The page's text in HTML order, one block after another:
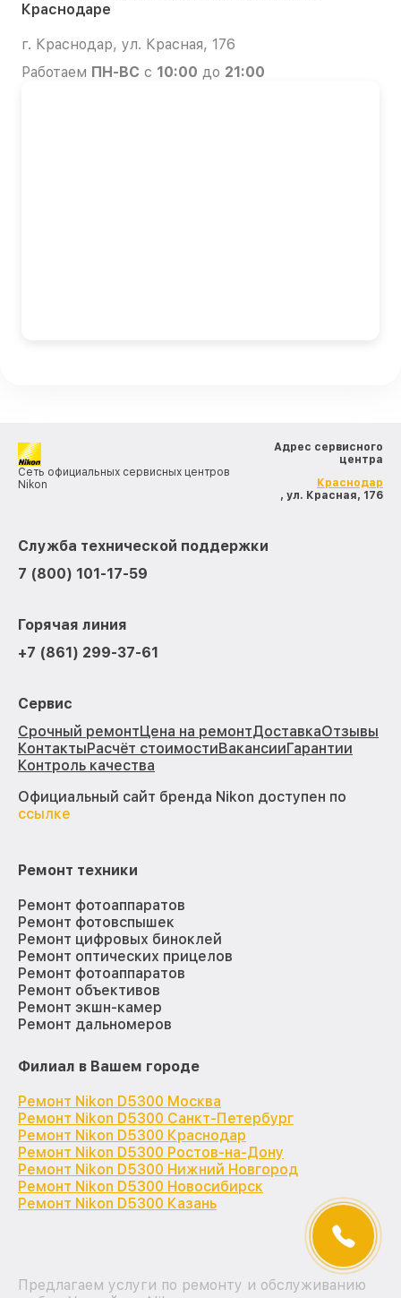
Краснодаре
г. Краснодар, ул. Красная, 176
Работаем ПН-ВС с 10:00 до 21:00
Сеть официальных сервисных центров
Nikon
Адрес сервисного
центра
Краснодар
, ул. Красная, 176
Служба технической поддержки
7 (800) 101-17-59
Горячая линия
+7 (861) 299-37-61
Сервис
Срочный ремонтЦена на ремонтДоставкаОтзывы
КонтактыРасчёт стоимостиВакансииГарантии
Контроль качества
Официальный сайт бренда Nikon доступен по
ссылке
Ремонт техники
Ремонт фотоаппаратов
Ремонт фотовспышек
Ремонт цифровых биноклей
Ремонт оптических прицелов
Ремонт фотоаппаратов
Ремонт объективов
Ремонт экшн-камер
Ремонт дальномеров
Филиал в Вашем городе
Ремонт Nikon D5300 Москва
Ремонт Nikon D5300 Санкт-Петербург
Ремонт Nikon D5300 Краснодар
Ремонт Nikon D5300 Ростов-на-Дону
Ремонт Nikon D5300 Нижний Новгород
Ремонт Nikon D5300 Новосибирск
Ремонт Nikon D5300 Казань
Предлагаем услуги по ремонту и обслуживанию